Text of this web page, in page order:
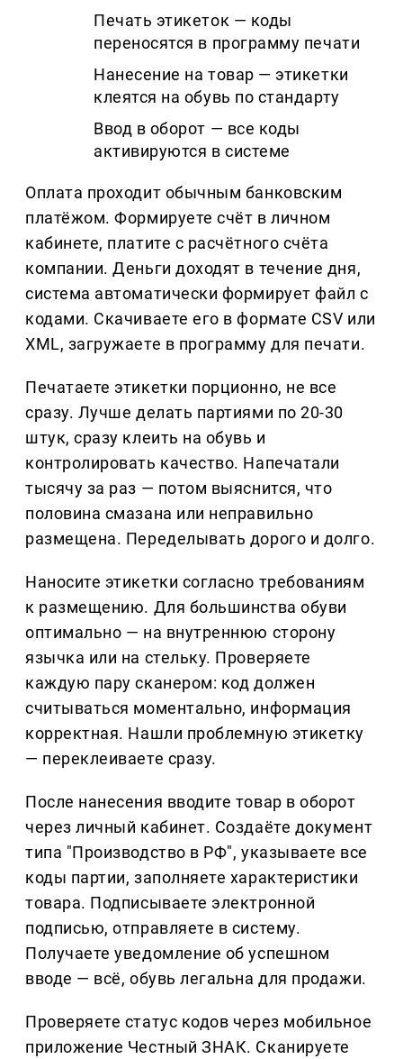
Печать этикеток — коды
переносятся в программу печати
Нанесение на товар — этикетки
клеятся на обувь по стандарту
Ввод в оборот — все коды
активируются в системе
Оплата проходит обычным банковским
платёжом. Формируете счёт в личном
кабинете, платите с расчётного счёта
компании. Деньги доходят в течение дня,
система автоматически формирует файл с
кодами. Скачиваете его в формате CSV или
XML, загружаете в программу для печати.
Печатаете этикетки порционно, не все
сразу. Лучше делать партиями по 20-30
штук, сразу клеить на обувь и
контролировать качество. Напечатали
тысячу за раз — потом выяснится, что
половина смазана или неправильно
размещена. Переделывать дорого и долго.
Наносите этикетки согласно требованиям
к размещению. Для большинства обуви
оптимально — на внутреннюю сторону
язычка или на стельку. Проверяете
каждую пару сканером: код должен
считываться моментально, информация
корректная. Нашли проблемную этикетку
— переклеиваете сразу.
После нанесения вводите товар в оборот
через личный кабинет. Создаёте документ
типа "Производство в РФ", указываете все
коды партии, заполняете характеристики
товара. Подписываете электронной
подписью, отправляете в систему.
Получаете уведомление об успешном
вводе — всё, обувь легальна для продажи.
Проверяете статус кодов через мобильное
приложение Честный ЗНАК. Сканируете